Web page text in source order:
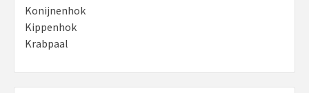
Konijnenhok
Kippenhok
Krabpaal